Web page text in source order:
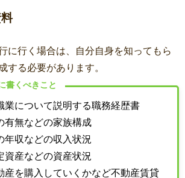
に行く場合は、自分自身を知ってもら
する必要があります。
書くべきこと
業について説明する職務経歴書
有無などの家族構成
年収などの収入状況
資産などの資産状況
産を購入していくかなど不動産賃貸